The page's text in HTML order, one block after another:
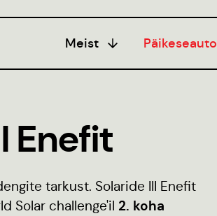
Meist
Inseneeria
Stiilijuhend
Päikeseauto
Hooaeg III
Enefit
tarkust. Solaride III Enefit
Solar challenge'il 2. koha